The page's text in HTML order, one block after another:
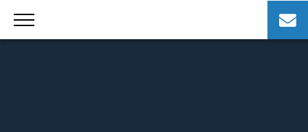
Inhalt
springen